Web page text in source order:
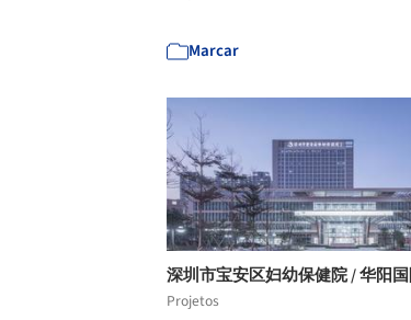
Marcar
深圳市宝安区妇幼保健院 / 华阳
Projetos